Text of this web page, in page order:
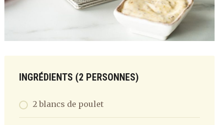
INGRÉDIENTS (2 PERSONNES)
2 blancs de poulet